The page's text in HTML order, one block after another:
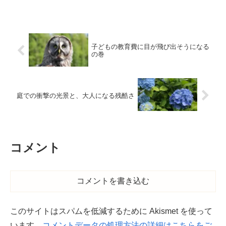
子どもの教育費に目が飛び出そうになる
の巻
庭での衝撃の光景と、大人になる残酷さ
コメント
コメントを書き込む
このサイトはスパムを低減するために Akismet を使って